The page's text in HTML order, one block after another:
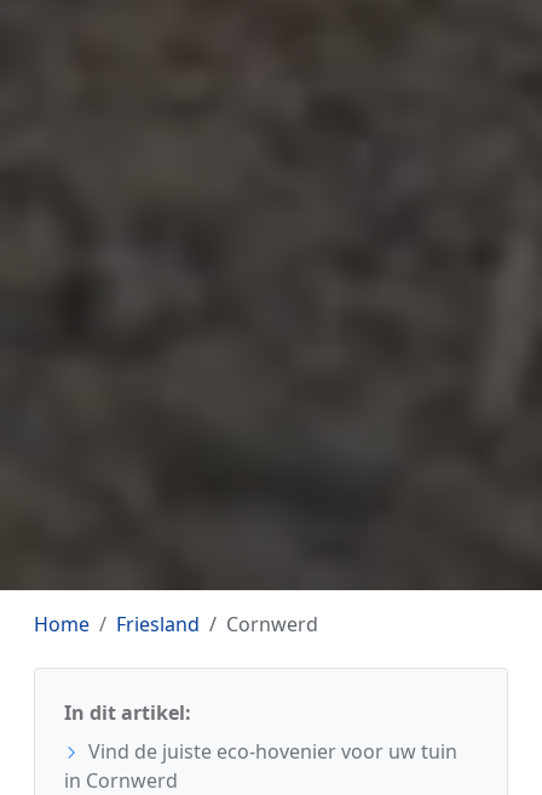
Home Friesland Cornwerd
In dit artikel:
Vind de juiste eco-hovenier voor uw tuin
in Cornwerd